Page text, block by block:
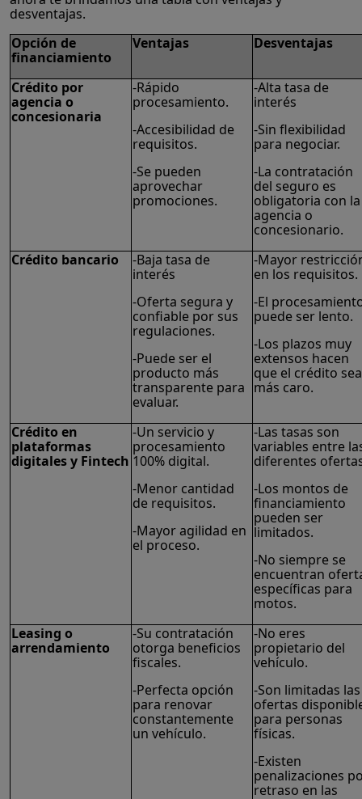
desventajas.
Opción de
financiamiento
Ventajas Desventajas
Crédito por
agencia o
concesionaria
-Rápido
procesamiento.
-Accesibilidad de
requisitos.
-Se pueden
aprovechar
promociones.
-Alta tasa de
interés
-Sin flexibilidad
para negociar.
-La contratación
del seguro es
obligatoria con la
agencia o
concesionario.
Crédito bancario
-Baja tasa de
interés
-Oferta segura y
confiable por sus
regulaciones.
-Puede ser el
producto más
transparente para
evaluar.
-Mayor
en los requisitos.
-El
puede ser lento.
-Los plazos muy
extensos hacen
que el crédito sea
más caro.
Crédito en
plataformas
digitales y Fintech
-Un servicio y
procesamiento
100% digital.
-Menor cantidad
de requisitos.
-Mayor agilidad en
el proceso.
-Las tasas son
variables entre
diferentes
-Los montos de
financiamiento
pueden ser
limitados.
-No siempre se
encuentran
específicas para
motos.
Leasing o
arrendamiento
-Su contratación
otorga beneficios
fiscales.
-Perfecta opción
para renovar
constantemente
un vehículo.
-No eres
propietario del
vehículo.
-Son limitadas las
ofertas
para personas
físicas.
-Existen
penalizaciones
retraso en las